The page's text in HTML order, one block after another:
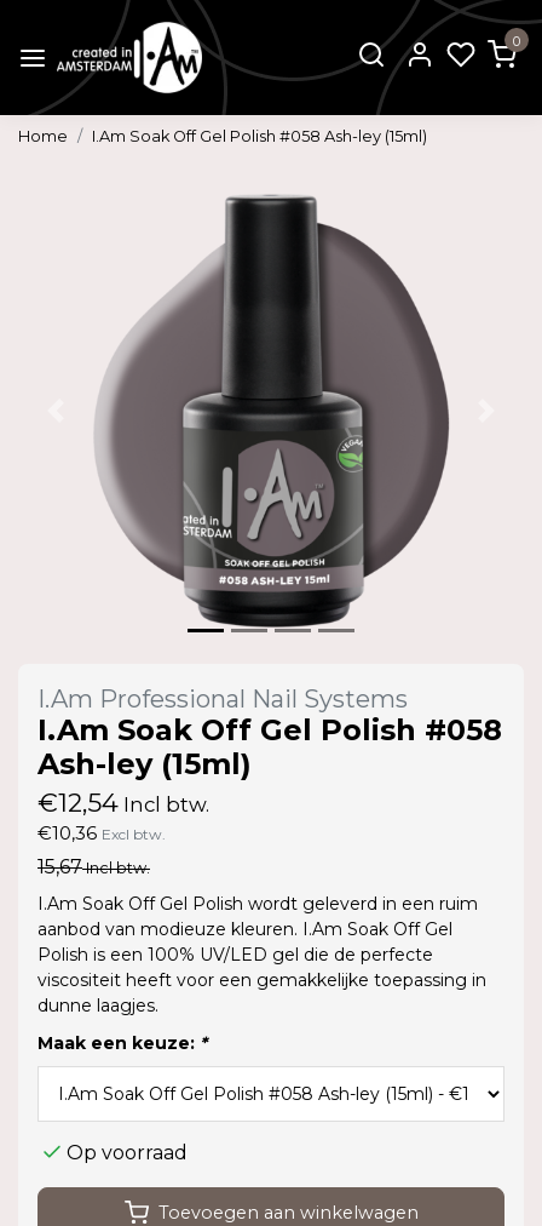
0
Home I.Am Soak Off Gel Polish #058 Ash-ley (15ml)
I.Am Professional Nail Systems
I.Am Soak Off Gel Polish #058
Ash-ley (15ml)
€12,54 Incl btw.
€10,36 Excl btw.
15,67Incl btw.
I.Am Soak Off Gel Polish wordt geleverd in een ruim
aanbod van modieuze kleuren. I.Am Soak Off Gel
Polish is een 100% UV/LED gel die de perfecte
viscositeit heeft voor een gemakkelijke toepassing in
dunne laagjes.
Maak een keuze: *
Op voorraad
Toevoegen aan winkelwagen